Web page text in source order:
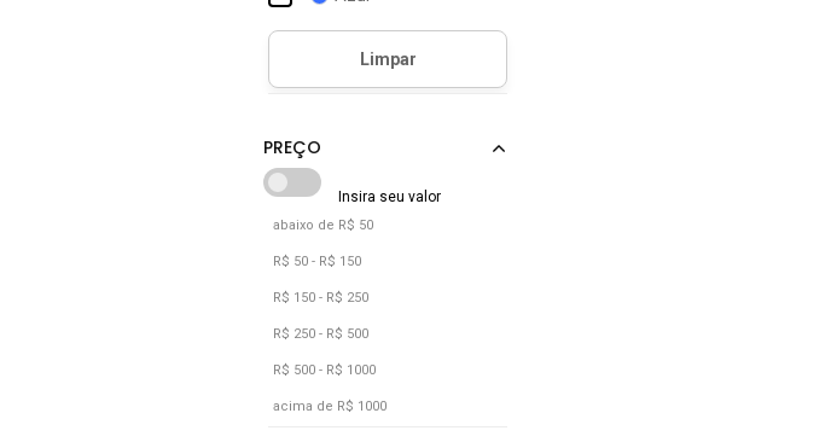
abaixo de R$ 50
R$ 50 - R$ 150
R$ 150 - R$ 250
R$ 250 - R$ 500
R$ 500 - R$ 1000
acima de R$ 1000